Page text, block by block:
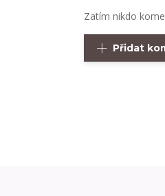
Zatím nikdo
Přidat